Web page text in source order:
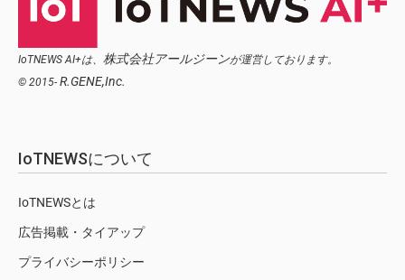
IoTNEWS AI+は、 株式会社アールジーンが運営しております。
© 2015- R.GENE,Inc.
IoTNEWSについて
IoTNEWSとは
広告掲載・タイアップ
プライバシーポリシー